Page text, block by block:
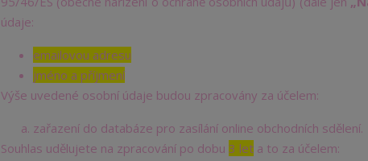
údaje:
emailovou adresu
jméno a příjmení
Výše uvedené osobní údaje budou zpracovány za účelem:
zařazení do databáze pro zasílání online obchodních sdělení.
Souhlas udělujete na zpracování po dobu 3 leta to za účelem: